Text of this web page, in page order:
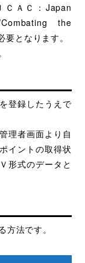
ＣＡＣ：Japan
the
となります。
登録したうえで
理者画面より自
イントの取得状
形式のデータと
法です。